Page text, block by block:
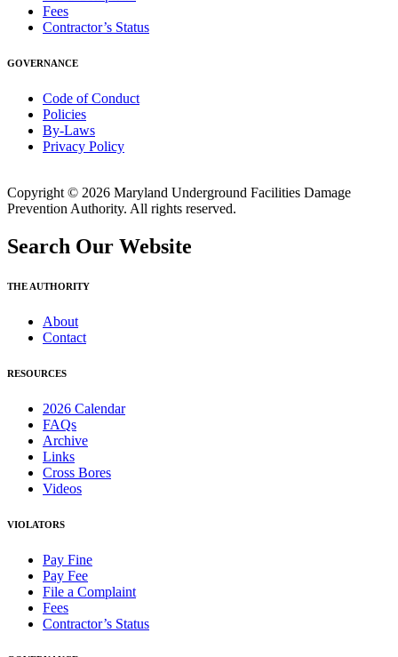
Fees
Contractor’s Status
GOVERNANCE
Code of Conduct
Policies
By-Laws
Privacy Policy
Copyright © 2026 Maryland Underground Facilities Damage
Prevention Authority. All rights reserved.
Search Our Website
THE AUTHORITY
About
Contact
RESOURCES
2026 Calendar
FAQs
Archive
Links
Cross Bores
Videos
VIOLATORS
Pay Fine
Pay Fee
File a Complaint
Fees
Contractor’s Status